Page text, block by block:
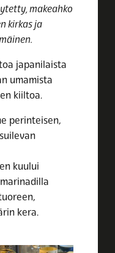
makeahko
kirkas ja
japanilaista
umamista
kiiltoa.
perinteisen,
kuului
kera.